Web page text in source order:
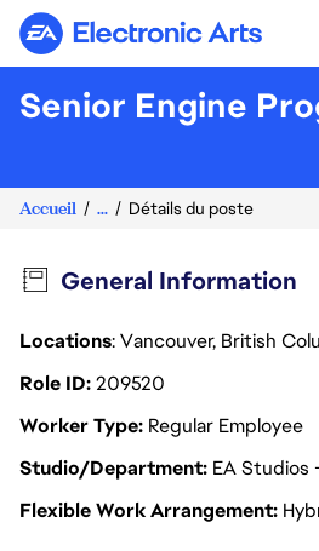
Electronic Arts
Senior Engine
Accueil ... Détails du poste
General Information
Locations: Vancouver, British
Role ID209520
Worker Type Regular Employee
Studio/Department EA Studios
Flexible Work Arrangement